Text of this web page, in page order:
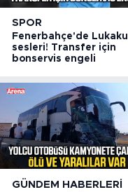
SPOR
Fenerbahçe'de Lukaku
sesleri! Transfer için
bonservis engeli
GÜNDEM HABERLERI